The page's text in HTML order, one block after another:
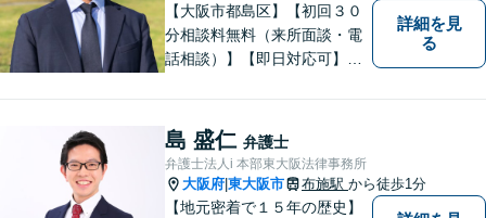
【大阪市都島区】【初回３０
分相談料無料（来所面談・電
話相談）】【即日対応可】
【高倉町三丁目バス停徒歩１
分】【当日・夜間・休日相談
可】刑事事件/相続問題/離婚問
題など経験と知識をもとに、
依頼者様の不安を解消し、問
詳細を見
る
島 盛仁 弁護士
弁護士法人i 本部東大阪法律事務所
大阪府 東大阪市 布施駅 から徒歩1分
【地元密着で１５年の歴史】